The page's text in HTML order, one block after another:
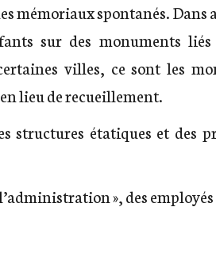
mémoriaux spontanés.Dans
sur des monuments
villes, ce sont les
lieu de recueillement.
structures étatiques et des
»,des